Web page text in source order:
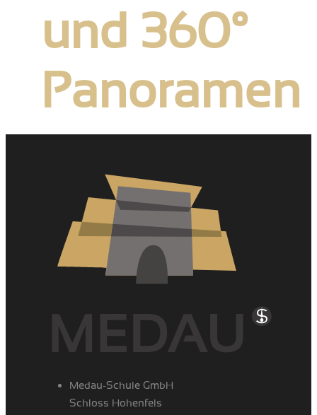
und 360°
Panoramen
Medau-Schule GmbH
Schloss Hohenfels